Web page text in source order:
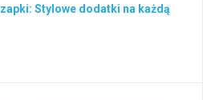
Stylowe dodatki na każdą